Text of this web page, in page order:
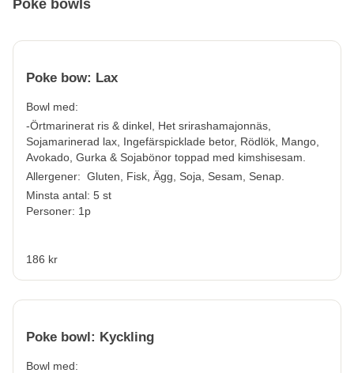
Poké bowls
Poke bow: Lax
Bowl med:
-Örtmarinerat ris & dinkel, Het srirashamajonnäs,
Sojamarinerad lax, Ingefärspicklade betor, Rödlök, Mango,
Avokado, Gurka & Sojabönor toppad med kimshisesam.
Allergener: Gluten, Fisk, Ägg, Soja, Sesam, Senap.
Minsta antal: 5 st
Personer: 1p
186 kr
Poke bowl: Kyckling
Bowl med: